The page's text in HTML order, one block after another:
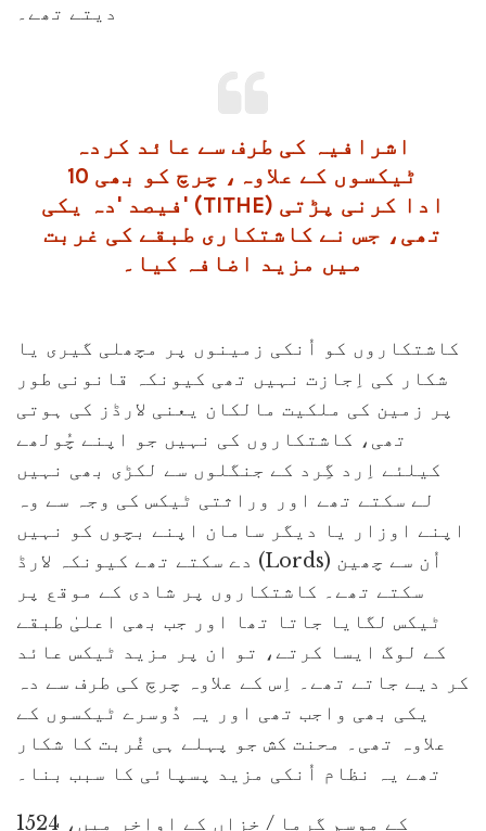
دیتے تھے۔
اشرافیہ کی طرف سے عائد کردہ
ٹیکسوں کے علاوہ، چرچ کو بھی 10
فیصد 'دہ یکی' (TITHE) ادا کرنی پڑتی
تھی، جس نے کاشتکاری طبقے کی غربت
میں مزید اضافہ کیا۔
کاشتکاروں کو اُنکی زمینوں پر مچھلی گیری یا
شکار کی اِجازت نہیں تھی کیونکہ قانونی طور
پر زمین کی ملکیت مالکان یعنی لارڈز کی ہوتی
تھی، کاشتکاروں کی نہیں جو اپنے چُولھے
کیلئے اِرد گِرد کے جنگلوں سے لکڑی بھی نہیں
لے سکتے تھے اور وراثتی ٹیکس کی وجہ سے وہ
اپنے اوزار یا دیگر سامان اپنے بچوں کو نہیں
دے سکتے تھے کیونکہ لارڈ (Lords) اُن سے چھین
سکتے تھے۔ کاشتکاروں پر شادی کے موقع پر
ٹیکس لگایا جاتا تھا اور جب بھی اعلیٰ طبقے
کے لوگ ایسا کرتے، تو ان پر مزید ٹیکس عائد
کر دیے جاتے تھے۔ اِس کے علاوہ چرچ کی طرف سے دہ
یکی بھی واجب تھی اور یہ دُوسرے ٹیکسوں کے
علاوہ تھی۔ محنت کش جو پہلے ہی غُربت کا شکار
تھے یہ نظام اُنکی مزید پسپائی کا سبب بنا۔
1524 کے موسمِ گرما / خزاں کے اواخر میں،